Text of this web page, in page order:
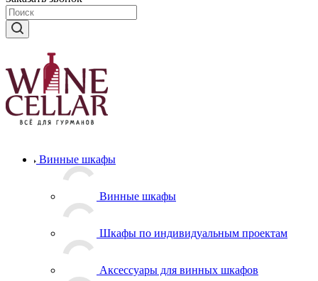
Винные шкафы
Винные шкафы
Шкафы по индивидуальным проектам
Аксессуары для винных шкафов